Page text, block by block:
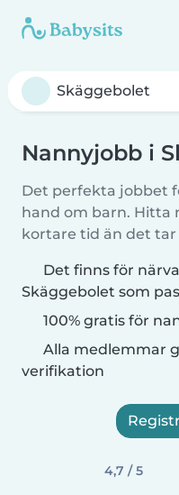
Nannyjobb i
Det perfekta jobbet
hand om barn. Hitta
kortare tid än det tar
Det finns för
Skäggebolet som
100% gratis för
Alla medlemmar
verifikation
4,7 / 5